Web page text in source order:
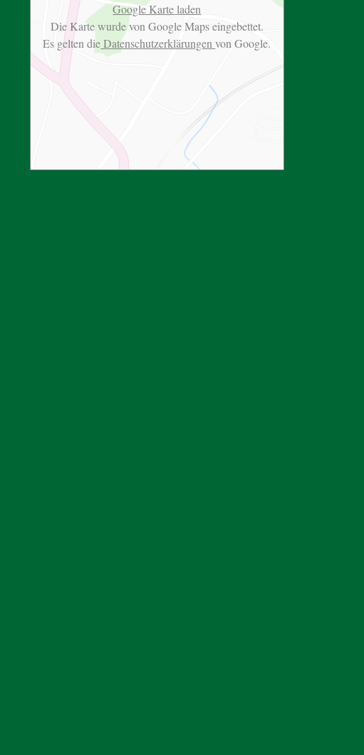
Google Karte laden
Die Karte wurde von Google Maps eingebettet.
Es gelten dieDatenschutzerklärungenvon Google.